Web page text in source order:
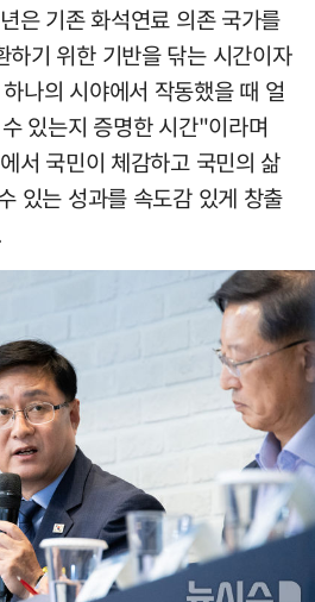
은 기존 화석연료 의존 국가를
하기 위한 기반을 닦는 시간이자
나의 시야에서 작동했을 때 얼
있는지 증명한 시간"이라며
서 국민이 체감하고 국민의 삶
있는 성과를 속도감 있게 창출